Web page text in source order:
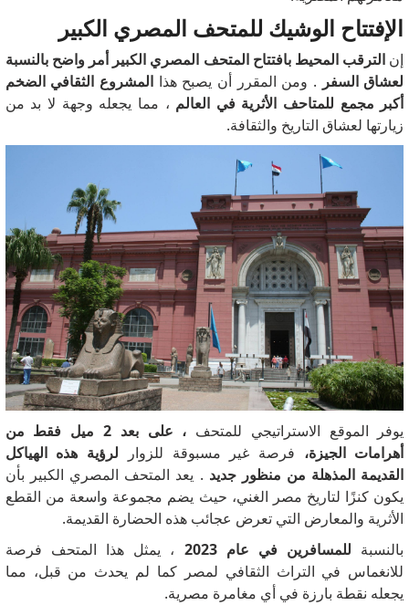
الإفتتاح الوشيك للمتحف المصري الكبير
إن الترقب المحيط بافتتاح المتحف المصري الكبير أمر واضح بالنسبة
لعشاق السفر . ومن المقرر أن يصبح هذا المشروع الثقافي الضخم
أكبر مجمع للمتاحف الأثرية في العالم ، مما يجعله وجهة لا بد من
زيارتها لعشاق التاريخ والثقافة.
يوفر الموقع الاستراتيجي للمتحف
، على بعد 2 ميل فقط من
أهرامات الجيزة، فرصة غير مسبوقة للزوار لرؤية هذه الهياكل
القديمة المذهلة من منظور جديد . يعد المتحف المصري الكبير بأن
يكون كنزًا لتاريخ مصر الغني، حيث يضم مجموعة واسعة من القطع
الأثرية والمعارض التي تعرض عجائب هذه الحضارة القديمة.
بالنسبة للمسافرين في عام 2023
، يمثل هذا المتحف فرصة
للانغماس في التراث الثقافي لمصر كما لم يحدث من قبل، مما
يجعله نقطة بارزة في أي مغامرة مصرية.